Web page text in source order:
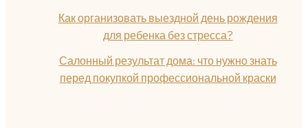
Как организовать выездной день рождения
для ребенка без стресса?
Салонный результат дома: что нужно знать
перед покупкой профессиональной краски